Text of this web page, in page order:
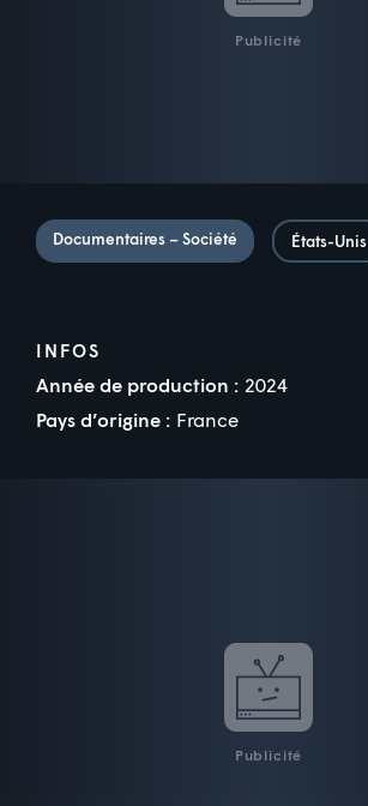
Publicité
Documentaires – Société États-Unis
INFOS
Année de production : 2024
Pays d’origine : France
Publicité